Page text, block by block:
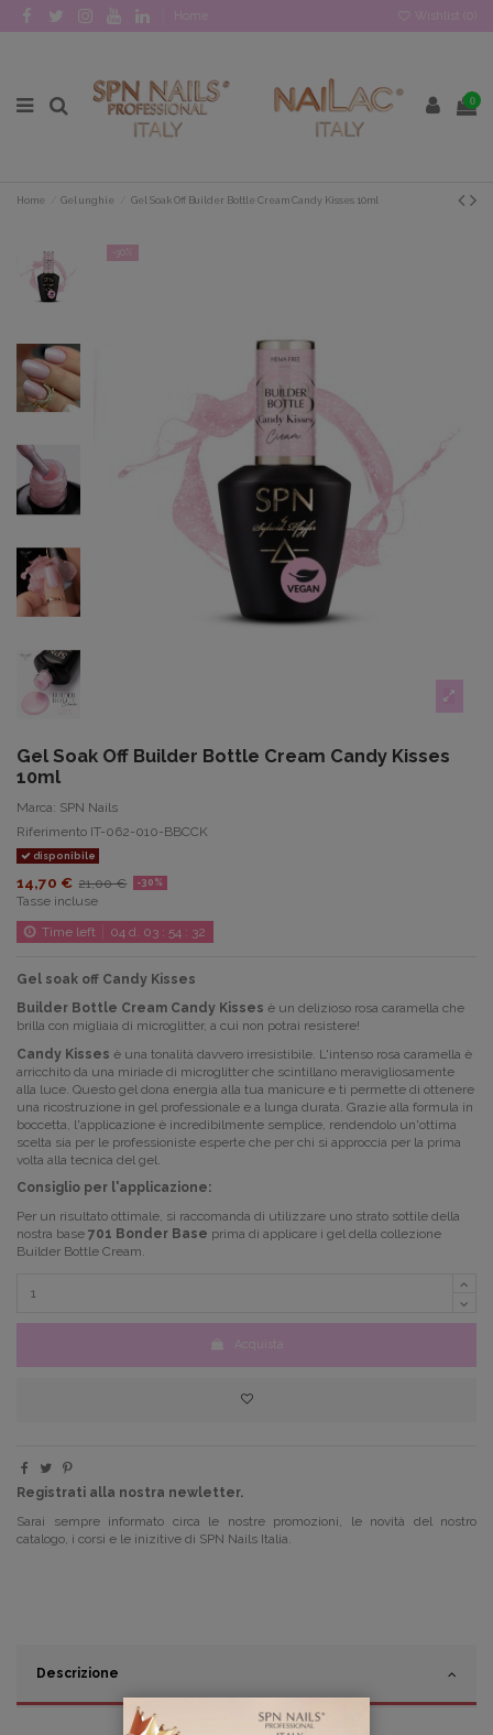
Home Wishlist (
0
Home Gel unghie Gel Soak Off Builder Bottle Cream Candy Kisses 10ml
-30%
Gel Soak Off Builder Bottle Cream Candy Kisses
10ml
Marca: SPN Nails
Riferimento IT-062-010-BBCCK
disponibile
14,70 € 21,00 € -30%
Tasse incluse
Time left
04 d. 03 :54 : 31
Gel soak off Candy Kisses
Builder Bottle Cream Candy Kisses è un delizioso rosa caramella che
brilla con migliaia di microglitter, a cui non potrai resistere!
Candy Kisses è una tonalità davvero irresistibile. L'intenso rosa caramella è
arricchito da una miriade di microglitter che scintillano meravigliosamente
alla luce. Questo gel dona energia alla tua manicure e ti permette di ottenere
una ricostruzione in gel professionale e a lunga durata. Grazie alla formula in
boccetta, l'applicazione è incredibilmente semplice, rendendolo un'ottima
scelta sia per le professioniste esperte che per chi si approccia per la prima
volta alla tecnica del gel.
Consiglio per l'applicazione:
Per un risultato ottimale, si raccomanda di utilizzare uno strato sottile della
nostra base 701 Bonder Base prima di applicare i gel della collezione
Builder Bottle Cream.
Acquista
Registrati alla nostra newletter.
Sarai sempre informato circa le nostre promozioni, le novità del nostro
catalogo, i corsi e le inizitive di SPN Nails Italia.
Descrizione